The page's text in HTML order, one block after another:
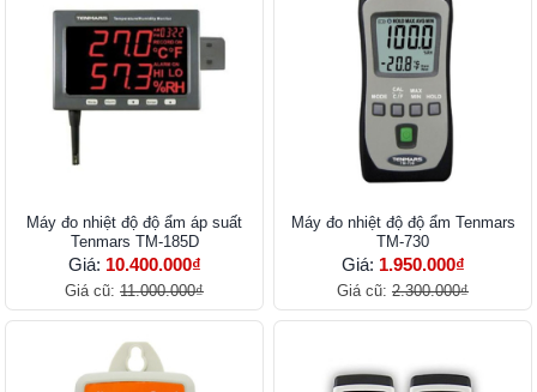
Máy đo nhiệt độ độ ẩm áp suất
Tenmars TM-185D
Giá: 10.400.000₫
Giá cũ: 11.000.000₫
Máy đo nhiệt độ độ ẩm Tenmars
TM-730
Giá: 1.950.000₫
Giá cũ: 2.300.000₫